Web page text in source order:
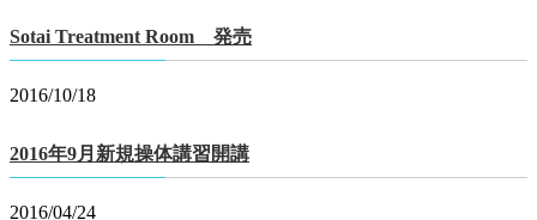
Sotai Treatment Room 発売
2016/10/18
2016年9月新規操体講習開講
2016/04/24